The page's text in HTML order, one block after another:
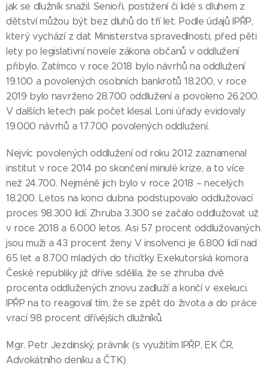
jak se dlužník snažil. Senioři, postižení či lidé s dluhem z
dětství můžou být bez dluhů do tří let. Podle údajů IPŘP,
který vychází z dat Ministerstva spravedlnosti, před pěti
lety po legislativní novele zákona občanů v oddlužení
přibylo. Zatímco v roce 2018 bylo návrhů na oddlužení
19.100 a povolených osobních bankrotů 18.200, v roce
2019 bylo navrženo 28.700 oddlužení a povoleno 26.200.
V dalších letech pak počet klesal. Loni úřady evidovaly
19.000 návrhů a 17.700 povolených oddlužení.
Nejvíc povolených oddlužení od roku 2012 zaznamenal
institut v roce 2014 po skončení minulé krize, a to více
než 24.700. Nejméně jich bylo v roce 2018 – necelých
18.200. Letos na konci dubna podstupovalo oddlužovací
proces 98.300 lidí. Zhruba 3.300 se začalo oddlužovat už
v roce 2018 a 6.000 letos. Asi 57 procent oddlužovaných
jsou muži a 43 procent ženy. V insolvenci je 6.800 lidí nad
65 let a 8.700 mladých do třicítky. Exekutorská komora
České republiky již dříve sdělila, že se zhruba dvě
procenta oddlužených znovu zadluží a končí v exekuci.
IPŘP na to reagoval tím, že se zpět do života a do práce
vrací 98 procent dřívějších dlužníků.
Mgr. Petr Jezdinský, právník (s využitím IPŘP, EK ČR,
Advokátního deníku a ČTK)